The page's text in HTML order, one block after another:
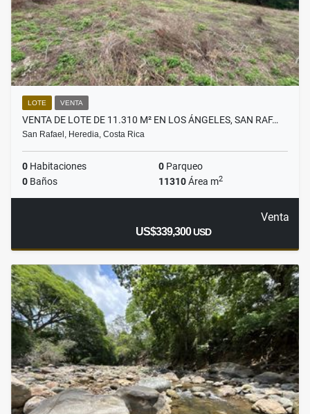
LOTE VENTA
VENTA DE LOTE DE 11.310 M² EN LOS ÁNGELES, SAN RAF…
San Rafael, Heredia, Costa Rica
0 Habitaciones 0 Parqueo
0 Baños 11310Área m2
Venta
US$339,300USD